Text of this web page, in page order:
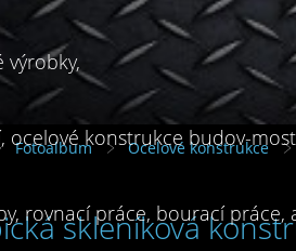
výrobky,
ocelové konstrukce budov-
rovnací práce, bourací
Fotoalbum Ocelové konstrukce
skleníková